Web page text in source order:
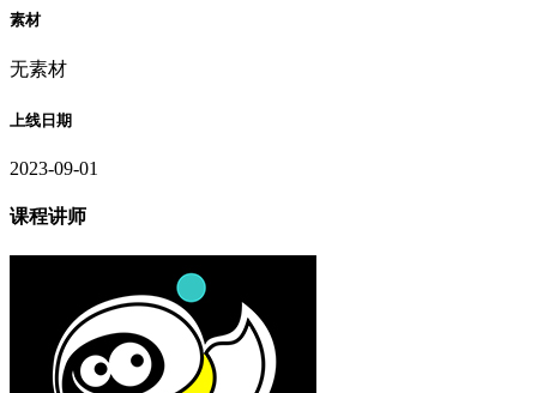
素材
无素材
上线日期
2023-09-01
课程讲师